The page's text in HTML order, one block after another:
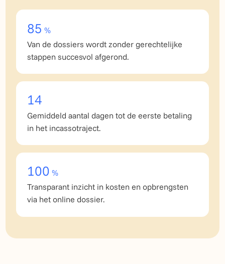
85 %
Van de dossiers wordt zonder gerechtelijke
stappen succesvol afgerond.
14
Gemiddeld aantal dagen tot de eerste betaling
in het incassotraject.
100 %
Transparant inzicht in kosten en opbrengsten
via het online dossier.